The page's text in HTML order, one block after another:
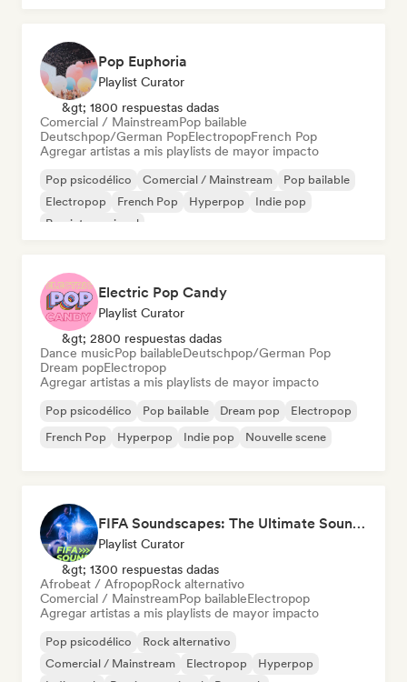
Pop Euphoria
Playlist Curator
&gt; 1800 respuestas dadas
Comercial / MainstreamPop bailable
Deutschpop/German PopElectropopFrench Pop
Agregar artistas a mis playlists de mayor impacto
Pop psicodélico Comercial / Mainstream
Pop bailable
Electropop
French Pop Hyperpop
Indie pop
Pop internacional
Electric Pop Candy
Playlist Curator
&gt; 2800 respuestas dadas
Dance musicPop bailableDeutschpop/German Pop
Dream popElectropop
Agregar artistas a mis playlists de mayor impacto
Pop psicodélico Pop bailable Dream pop
Electropop
French Pop
Hyperpop Indie pop Nouvelle scene
FIFA Soundscapes: The Ultimate Soundtrack ⚽️ Festival Indie, Electropop & Dance Anthems
Playlist Curator
&gt; 1300 respuestas dadas
Afrobeat / AfropopRock alternativo
Comercial / MainstreamPop bailableElectropop
Agregar artistas a mis playlists de mayor impacto
Pop psicodélico
Rock alternativo
Comercial / Mainstream
Electropop
Hyperpop